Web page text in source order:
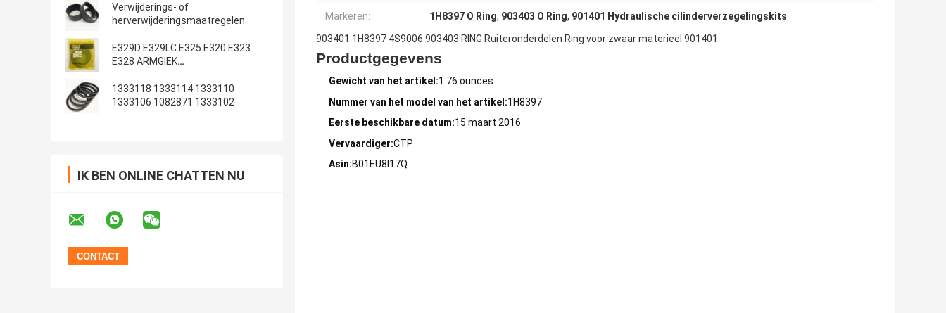
Verwijderings- of
herverwijderingsmaatregelen
E329D E329LC E325 E320 E323
E328 ARMGIEK
1333118 1333114 1333110
1333106 1082871 1333102
IK BEN ONLINE CHATTEN NU
Markeren: 1H8397 O Ring, 903403 O Ring, 901401 Hydraulische cilinderverzegelingskits
903401 1H8397 4S9006 903403 RING Ruiteronderdelen Ring voor zwaar materieel 901401
Productgegevens
Gewicht van het artikel:1.76 ounces
Nummer van het model van het artikel:1H8397
Eerste beschikbare datum:15 maart 2016
Vervaardiger:CTP
Asin:B01EU8I17Q